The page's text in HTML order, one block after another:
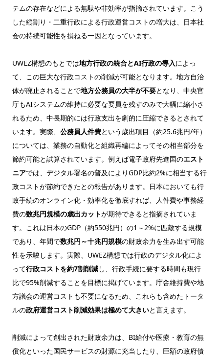
テムの存在などによる無駄や非効率が指摘されています。こう
した縦割り・二重行政による行政運営コストの増大は、日本社
会の持続可能性を損ねる一因となっています。
UWEZ構想のもとでは地方行政の統合とAI行政の導入によっ
て、この巨大な行政コストの削減が可能となります。地方自治
体が廃止されることで地方公務員の大半が不要となり、中央官
庁もAIシステムの維持に必要な要員を残すのみで大幅に縮小さ
れるため、中長期的には行政支出を劇的に圧縮できるとされて
います。実際、 公務員人件費という歳出項目（約25.6兆円/年）
については、業務の自動化と組織再編によってその相当部分を
節約可能と試算されています。例えば電子政府先進国のエスト
ニアでは、デジタル署名の普及によりGDP比約2%に相当する行
政コストが節約できたとの報告があります。日本においても行
政手続のオンライン化・効率化を徹底すれば、人件費や事務経
費の数兆円規模の歳出カットが期待できると指摘されていま
す。これは日本のGDP（約550兆円）の1～2%に匹敵する規模
であり、年間で数兆円～十兆円規模の財政余力を生み出す可能
性を示唆します。実際、UWEZ構想では行政のデジタル化によ
って行政コストを約7割削減し、行政手続に要する時間も現行
比で95%削減することを目標に掲げています。庁舎維持費や地
方議会の運営コストも不要になるため、これらも含めたトータ
ルの政府運営コスト削減効果は極めて大きいと言えます。
削減によって創出された財政余力は、BI給付や医療・教育の無
償化といった国民サービスの財源に充当したり、巨額の政府債